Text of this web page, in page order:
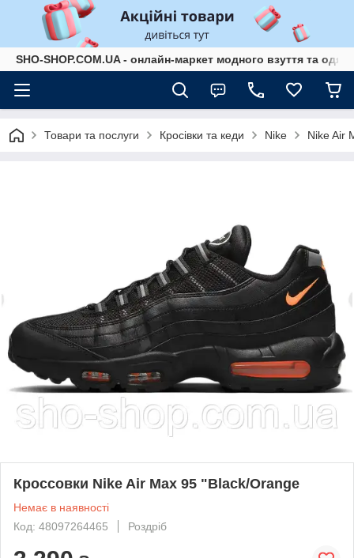
SHO-SHOP.COM.UA - онлайн-маркет модного взуття та
Товари та послуги Кросівки та кеди Nike Nike Air
Кроссовки Nike Air Max 95 "Black/Orange
Немає в наявності
Код: 48097264465
Роздріб